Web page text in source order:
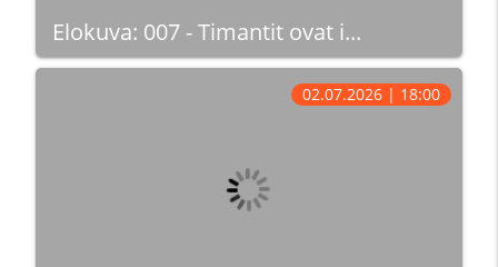
Elokuva: 007 - Timantit ovat i...
02.07.2026 | 18:00